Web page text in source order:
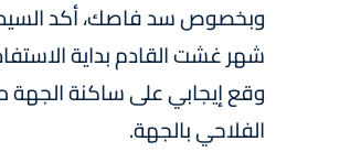
شهر غشت القادم بداية
وقع إيجابي على ساكنة الجهة
الفلاحي بالجهة.